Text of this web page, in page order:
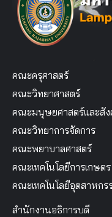
คณะครุศาสตร์
คณะวิทยาศาสตร์
คณะมนุษยศาสตร์และสัง
คณะวิทยาการจัดการ
คณะพยาบาลศาสตร์
คณะเทคโนโลยีการเกษตร
คณะเทคโนโลยีอุตสาหกร
สำนักงานอธิการบดี